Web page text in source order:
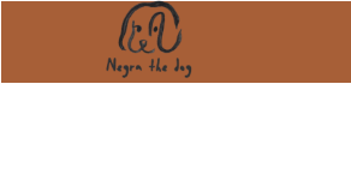
15% OFF CORREA + COLLAR /
Negra
The
Dog
Rescatamos
y
ayudamos